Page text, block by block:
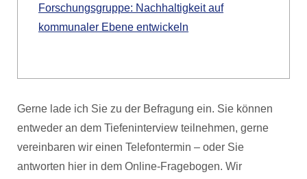
Forschungsgruppe: Nachhaltigkeit auf
kommunaler Ebene entwickeln
Gerne lade ich Sie zu der Befragung ein. Sie können
entweder an dem Tiefeninterview teilnehmen, gerne
vereinbaren wir einen Telefontermin – oder Sie
antworten hier in dem Online-Fragebogen. Wir